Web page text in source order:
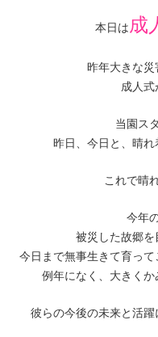
本日は成
昨年大きな災
成人式
当園ス
昨日、今日と、晴れ
これで晴
今年
被災した故郷を
今日まで無事生きて育っ
例年になく、大きくか
彼らの今後の未来と活躍